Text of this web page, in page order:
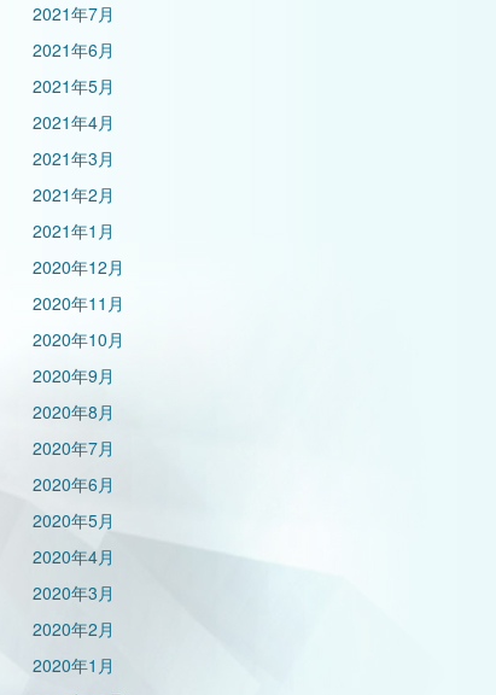
2021年7月
2021年6月
2021年5月
2021年4月
2021年3月
2021年2月
2021年1月
2020年12月
2020年11月
2020年10月
2020年9月
2020年8月
2020年7月
2020年6月
2020年5月
2020年4月
2020年3月
2020年2月
2020年1月